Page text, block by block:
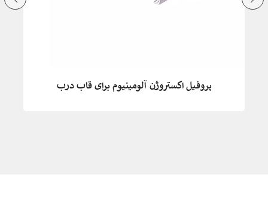
پروفیل آلومینیوم ساخته شده در چین برای درب